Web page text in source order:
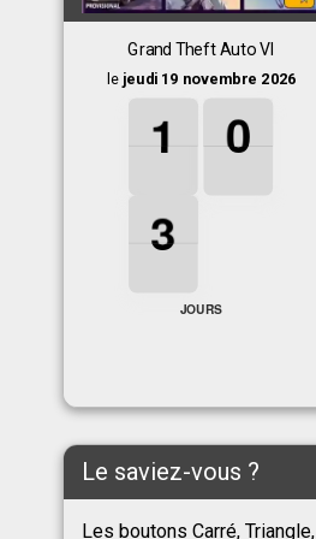
Grand Theft Auto VI
le jeudi 19 novembre 2026
1
1
1
1 0
0
0
0
3
3
3
3
JOURS
Le saviez-vous ?
Les boutons Carré, Triangle,